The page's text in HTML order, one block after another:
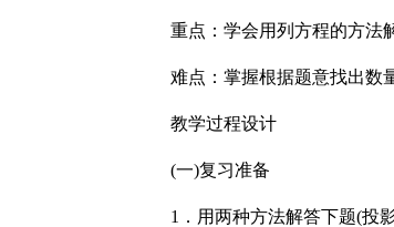
重点：学会用列方程的方法
难点：掌握根据题意找出数
教学过程设计
(一)复习准备
1．用两种方法解答下题(投